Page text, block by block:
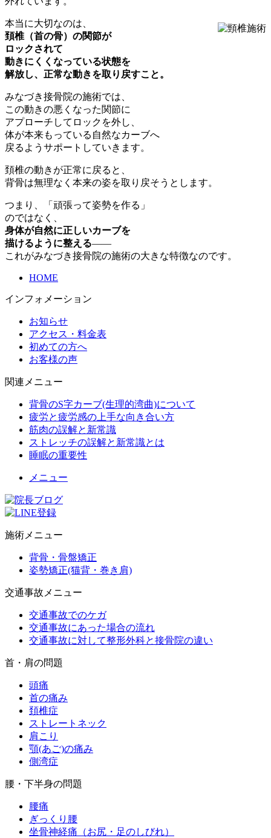
本当に大切なのは、
頚椎（首の骨）の関節が
ロックされて
動きにくくなっている状態を
解放し、正常な動きを取り戻すこと。
みなづき接骨院の施術では、
この動きの悪くなった関節に
アプローチしてロックを外し、
体が本来もっている自然なカーブへ
戻るようサポートしていきます。
頚椎の動きが正常に戻ると、
背骨は無理なく本来の姿を取り戻そうとします。
つまり、「頑張って姿勢を作る」
のではなく、
身体が自然に正しいカーブを
描けるように整える――
これがみなづき接骨院の施術の大きな特徴なのです。
HOME
インフォメーション
お知らせ
アクセス・料金表
初めての方へ
お客様の声
関連メニュー
背骨のS字カーブ(生理的湾曲)について
疲労と疲労感の上手な向き合い方
筋肉の誤解と新常識
ストレッチの誤解と新常識とは
睡眠の重要性
メニュー
施術メニュー
背骨・骨盤矯正
姿勢矯正(猫背・巻き肩)
交通事故メニュー
交通事故でのケガ
交通事故にあった場合の流れ
交通事故に対して整形外科と接骨院の違い
首・肩の問題
頭痛
首の痛み
頚椎症
ストレートネック
肩こり
顎(あご)の痛み
側湾症
腰・下半身の問題
腰痛
ぎっくり腰
坐骨神経痛（お尻・足のしびれ）